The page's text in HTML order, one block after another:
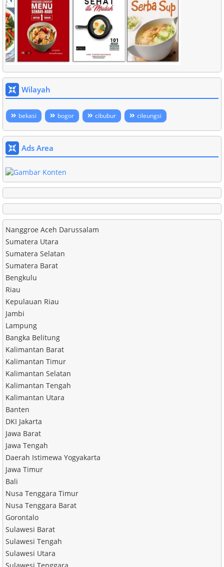
Wilayah
bekasi bogor cibubur cileungsi
Ads Area
Nanggroe Aceh Darussalam
Sumatera Utara
Sumatera Selatan
Sumatera Barat
Bengkulu
Riau
Kepulauan Riau
Jambi
Lampung
Bangka Belitung
Kalimantan Barat
Kalimantan Timur
Kalimantan Selatan
Kalimantan Tengah
Kalimantan Utara
Banten
DKI Jakarta
Jawa Barat
Jawa Tengah
Daerah Istimewa Yogyakarta
Jawa Timur
Bali
Nusa Tenggara Timur
Nusa Tenggara Barat
Gorontalo
Sulawesi Barat
Sulawesi Tengah
Sulawesi Utara